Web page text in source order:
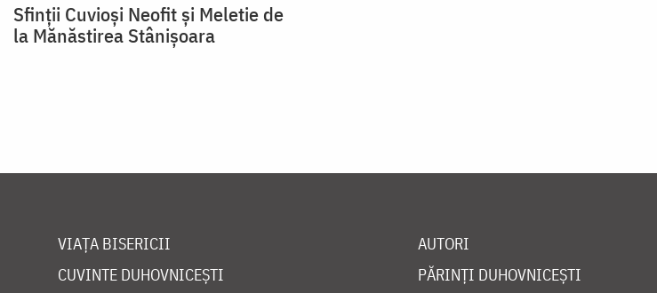
Sfinții Cuvioși Neofit și Meletie de
la Mănăstirea Stânișoara
VIAȚA BISERICII
CUVINTE DUHOVNICEȘTI
AUTORI
PĂRINȚI DUHOVNICEȘTI